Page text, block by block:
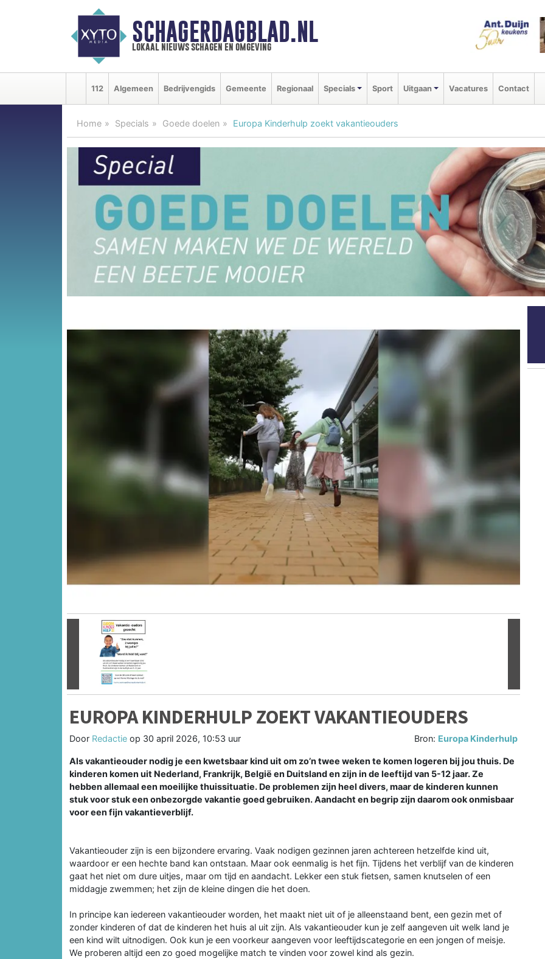
SCHAGERDAGBLAD.NL
lokaal nieuws schagen en omgeving
112 Algemeen Bedrijvengids Gemeente Regionaal Specials Sport Uitgaan Vacatures Contact
Home Specials Goede doelen Europa Kinderhulp zoekt vakantieouders
EUROPA KINDERHULP ZOEKT VAKANTIEOUDERS
Door Redactie op 30 april 2026, 10:53 uur Bron: Europa Kinderhulp
Als vakantieouder nodig je een kwetsbaar kind uit om zo’n twee weken te komen logeren bij jou thuis. De
kinderen komen uit Nederland, Frankrijk, België en Duitsland en zijn in de leeftijd van 5-12 jaar. Ze
hebben allemaal een moeilijke thuissituatie. De problemen zijn heel divers, maar de kinderen kunnen
stuk voor stuk een onbezorgde vakantie goed gebruiken. Aandacht en begrip zijn daarom ook onmisbaar
voor een fijn vakantieverblijf.
Vakantieouder zijn is een bijzondere ervaring. Vaak nodigen gezinnen jaren achtereen hetzelfde kind uit,
waardoor er een hechte band kan ontstaan. Maar ook eenmalig is het fijn. Tijdens het verblijf van de kinderen
gaat het niet om dure uitjes, maar om tijd en aandacht. Lekker een stuk fietsen, samen knutselen of een
middagje zwemmen; het zijn de kleine dingen die het doen.
In principe kan iedereen vakantieouder worden, het maakt niet uit of je alleenstaand bent, een gezin met of
zonder kinderen of dat de kinderen het huis al uit zijn. Als vakantieouder kun je zelf aangeven uit welk land je
een kind wilt uitnodigen. Ook kun je een voorkeur aangeven voor leeftijdscategorie en een jongen of meisje.
We proberen altijd een zo goed mogelijke match te vinden voor zowel kind als gezin.